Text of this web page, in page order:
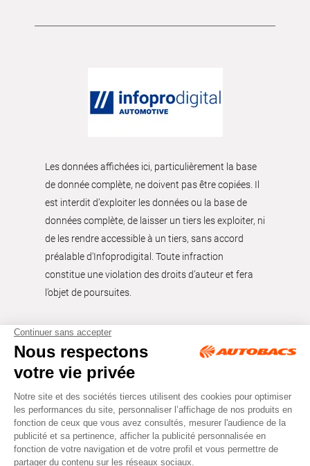
Les données affichées ici, particulièrement la base
de donnée complète, ne doivent pas être copiées. Il
est interdit d’exploiter les données ou la base de
données complète, de laisser un tiers les exploiter, ni
de les rendre accessible à un tiers, sans accord
préalable d'Infoprodigital. Toute infraction
constitue une violation des droits d’auteur et fera
l’objet de poursuites.
Tous droits réservés © Autobacs